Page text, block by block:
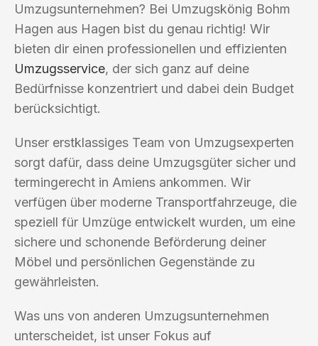
Umzugsunternehmen? Bei Umzugskönig Bohm
Hagen aus Hagen bist du genau richtig! Wir
bieten dir einen professionellen und effizienten
Umzugsservice, der sich ganz auf deine
Bedürfnisse konzentriert und dabei dein Budget
berücksichtigt.
Unser erstklassiges Team von Umzugsexperten
sorgt dafür, dass deine Umzugsgüter sicher und
termingerecht in Amiens ankommen. Wir
verfügen über moderne Transportfahrzeuge, die
speziell für Umzüge entwickelt wurden, um eine
sichere und schonende Beförderung deiner
Möbel und persönlichen Gegenstände zu
gewährleisten.
Was uns von anderen Umzugsunternehmen
unterscheidet, ist unser Fokus auf